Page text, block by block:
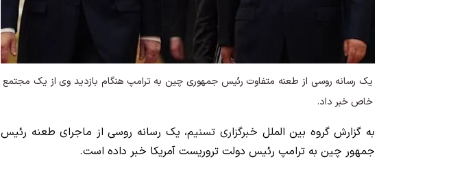
یک رسانه روسی از طعنه متفاوت رئیس جمهوری چین به ترامپ هنگام بازدید وی از یک مجتمع
خاص خبر داد.
به گزارش گروه بین الملل خبرگزاری تسنیم، یک رسانه روسی از ماجرای طعنه رئیس
جمهور چین به ترامپ رئیس دولت تروریست آمریکا خبر داده است.